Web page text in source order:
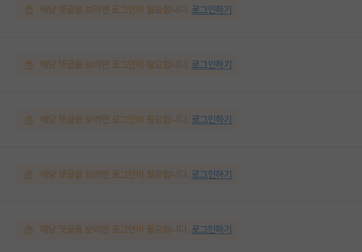
해당 댓글을 보려면 로그인이 필요합니다. 로그인하기
해당 댓글을 보려면 로그인이 필요합니다. 로그인하기
해당 댓글을 보려면 로그인이 필요합니다. 로그인하기
해당 댓글을 보려면 로그인이 필요합니다. 로그인하기
해당 댓글을 보려면 로그인이 필요합니다. 로그인하기